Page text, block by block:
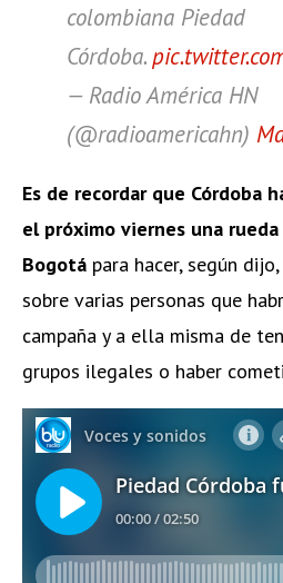
colombiana Piedad
Córdoba.
— Radio América HN
(@radioamericahn)
Es de recordar que Córdoba
el próximo viernes una
Bogotá para hacer, según
sobre varias personas que
campaña y a ella misma de
grupos ilegales o haber